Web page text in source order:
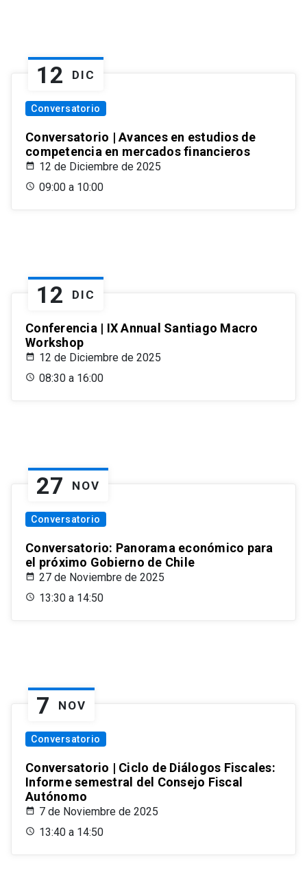
12 DIC
Conversatorio
Conversatorio | Avances en estudios de
competencia en mercados financieros
12 de Diciembre de 2025
09:00 a 10:00
12 DIC
Conferencia | IX Annual Santiago Macro
Workshop
12 de Diciembre de 2025
08:30 a 16:00
27 NOV
Conversatorio
Conversatorio: Panorama económico para
el próximo Gobierno de Chile
27 de Noviembre de 2025
13:30 a 14:50
7 NOV
Conversatorio
Conversatorio | Ciclo de Diálogos Fiscales:
Informe semestral del Consejo Fiscal
Autónomo
7 de Noviembre de 2025
13:40 a 14:50